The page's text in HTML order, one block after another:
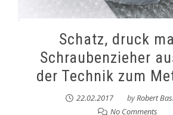
Schatz, druck
Schraubenzieher
der Technik zum
22.02.2017 byRobert
No Comments